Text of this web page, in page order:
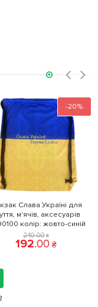
-20%
Слава Україні для
м'ячів, аксесуарів
колiр: жовто-синій
240.00 ₴
192.00 ₴